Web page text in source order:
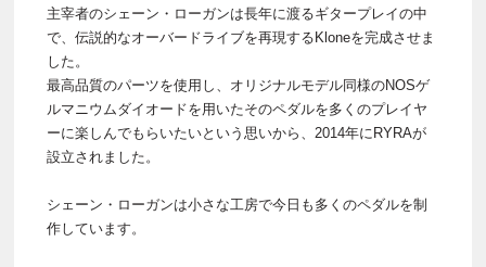
主宰者のシェーン・ローガンは長年に渡るギタープレイの中
で、伝説的なオーバードライブを再現するKloneを完成させま
した。
最高品質のパーツを使用し、オリジナルモデル同様のNOSゲ
ルマニウムダイオードを用いたそのペダルを多くのプレイヤ
ーに楽しんでもらいたいという思いから、2014年にRYRAが
設立されました。
シェーン・ローガンは小さな工房で今日も多くのペダルを制
作しています。